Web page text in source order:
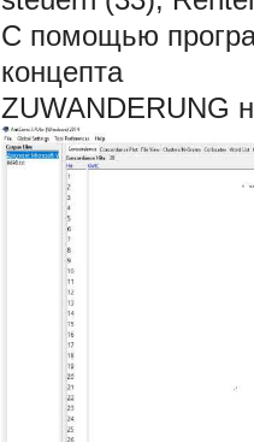
С помощью
концепта
ZUWANDERUNG